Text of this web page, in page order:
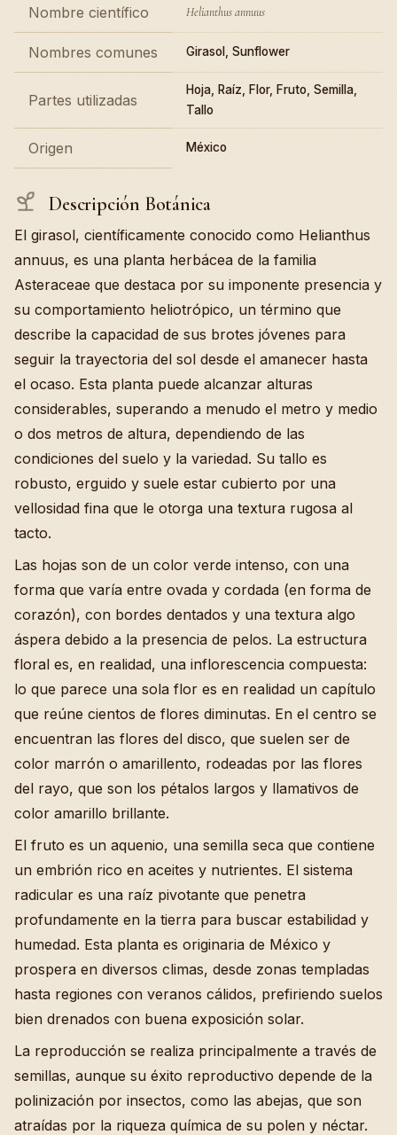
Nombre científico Helianthus annuus
Nombres comunes Girasol, Sunflower
Partes utilizadas
Hoja, Raíz, Flor, Fruto, Semilla,
Tallo
Origen México
Descripción Botánica
El girasol, científicamente conocido como Helianthus
annuus, es una planta herbácea de la familia
Asteraceae que destaca por su imponente presencia y
su comportamiento heliotrópico, un término que
describe la capacidad de sus brotes jóvenes para
seguir la trayectoria del sol desde el amanecer hasta
el ocaso. Esta planta puede alcanzar alturas
considerables, superando a menudo el metro y medio
o dos metros de altura, dependiendo de las
condiciones del suelo y la variedad. Su tallo es
robusto, erguido y suele estar cubierto por una
vellosidad fina que le otorga una textura rugosa al
tacto.
Las hojas son de un color verde intenso, con una
forma que varía entre ovada y cordada (en forma de
corazón), con bordes dentados y una textura algo
áspera debido a la presencia de pelos. La estructura
floral es, en realidad, una inflorescencia compuesta:
lo que parece una sola flor es en realidad un capítulo
que reúne cientos de flores diminutas. En el centro se
encuentran las flores del disco, que suelen ser de
color marrón o amarillento, rodeadas por las flores
del rayo, que son los pétalos largos y llamativos de
color amarillo brillante.
El fruto es un aquenio, una semilla seca que contiene
un embrión rico en aceites y nutrientes. El sistema
radicular es una raíz pivotante que penetra
profundamente en la tierra para buscar estabilidad y
humedad. Esta planta es originaria de México y
prospera en diversos climas, desde zonas templadas
hasta regiones con veranos cálidos, prefiriendo suelos
bien drenados con buena exposición solar.
La reproducción se realiza principalmente a través de
semillas, aunque su éxito reproductivo depende de la
polinización por insectos, como las abejas, que son
atraídas por la riqueza química de su polen y néctar.